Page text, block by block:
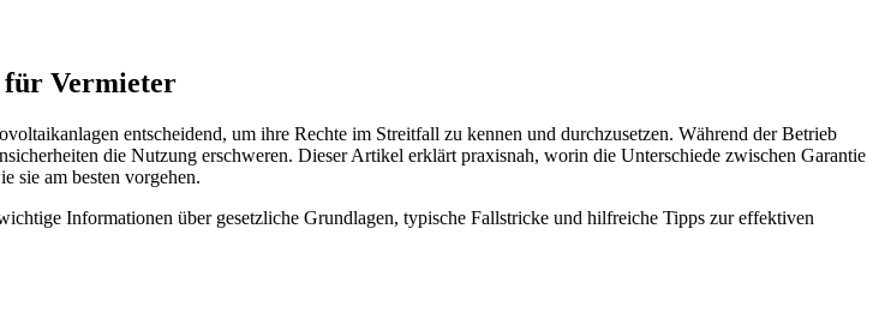
für Vermieter
entscheidend, um ihre Rechte im Streitfall zu kennen und durchzusetzen. Während der Betrieb
die Nutzung erschweren. Dieser Artikel erklärt praxisnah, worin die Unterschiede zwischen Garantie
sie am besten vorgehen.
Informationen über gesetzliche Grundlagen, typische Fallstricke und hilfreiche Tipps zur effektiven